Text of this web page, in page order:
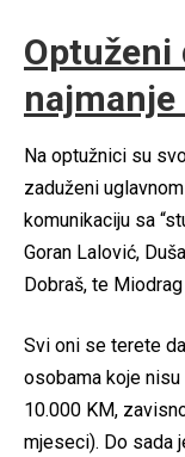
Optuženi
Na optužnici su
zaduženi
komunikaciju sa
Goran Lalović,
Dobraš, te
Svi oni se terete
osobama koje
10.000 KM,
mjeseci). Do sada